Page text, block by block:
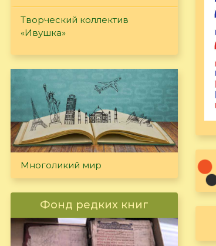
Творческий коллектив
«Ивушка»
Многоликий мир
Фонд редких книг